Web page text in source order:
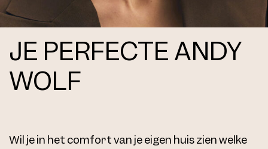
JE PERFECTE ANDY
WOLF
Wil je in het comfort van je eigen huis zien welke